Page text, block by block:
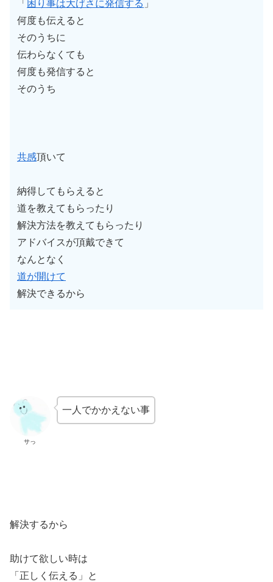
「 困り事は大げさに発信する 」
何度も伝えると
そのうちに
伝わらなくても
何度も発信すると
そのうち
共感頂いて
納得してもらえると
道を教えてもらったり
解決方法を教えてもらったり
アドバイスが頂戴できて
なんとなく
道が開けて
解決できるから
サっ
一人でかかえない事
解決するから
助けて欲しい時は
「正しく伝える」と